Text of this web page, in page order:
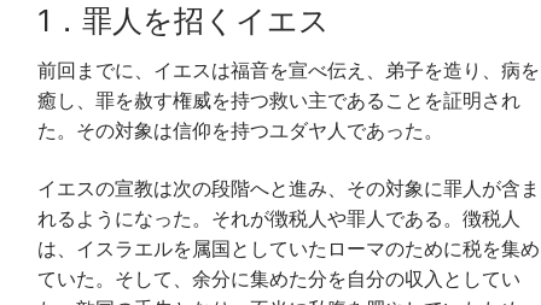
1．罪人を招くイエス
前回までに、イエスは福音を宣べ伝え、弟子を造り、病を
癒し、罪を赦す権威を持つ救い主であることを証明され
た。その対象は信仰を持つユダヤ人であった。
イエスの宣教は次の段階へと進み、その対象に罪人が含ま
れるようになった。それが徴税人や罪人である。徴税人
は、イスラエルを属国としていたローマのために税を集め
ていた。そして、余分に集めた分を自分の収入としてい